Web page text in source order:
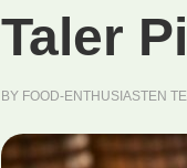
Taler
BY FOOD-ENTHUSIASTEN